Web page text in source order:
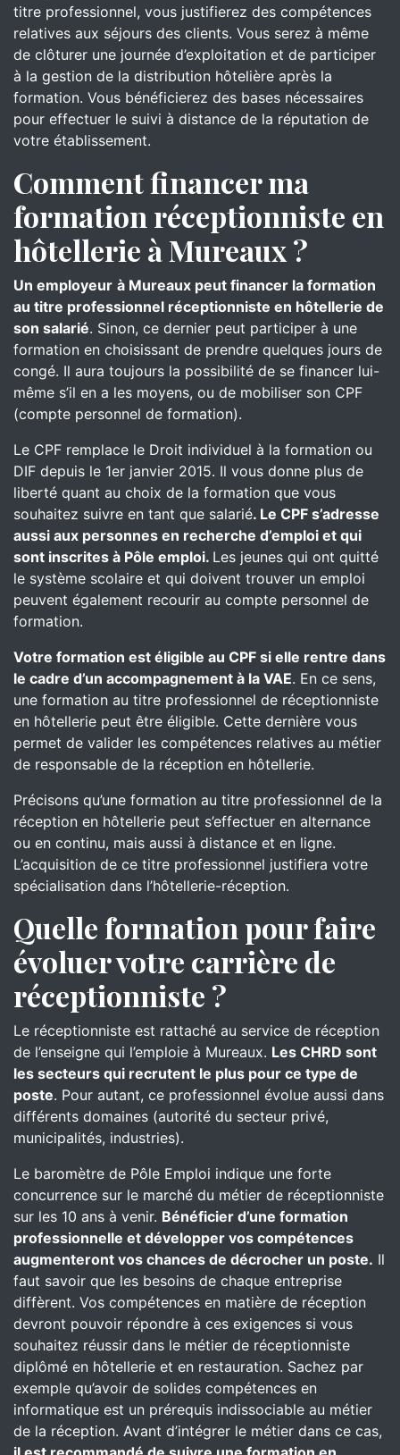
titre professionnel, vous justifierez des compétences
relatives aux séjours des clients. Vous serez à même
de clôturer une journée d’exploitation et de participer
à la gestion de la distribution hôtelière après la
formation. Vous bénéficierez des bases nécessaires
pour effectuer le suivi à distance de la réputation de
votre établissement.
Comment financer ma
formation réceptionniste en
hôtellerie à Mureaux ?
Un employeur à Mureaux peut financer la formation
au titre professionnel réceptionniste en hôtellerie de
son salarié. Sinon, ce dernier peut participer à une
formation en choisissant de prendre quelques jours de
congé. Il aura toujours la possibilité de se financer lui-
même s’il en a les moyens, ou de mobiliser son CPF
(compte personnel de formation).
Le CPF remplace le Droit individuel à la formation ou
DIF depuis le 1er janvier 2015. Il vous donne plus de
liberté quant au choix de la formation que vous
souhaitez suivre en tant que salarié. Le CPF s’adresse
aussi aux personnes en recherche d’emploi et qui
sont inscrites à Pôle emploi. Les jeunes qui ont quitté
le système scolaire et qui doivent trouver un emploi
peuvent également recourir au compte personnel de
formation.
Votre formation est éligible au CPF si elle rentre dans
le cadre d’un accompagnement à la VAE. En ce sens,
une formation au titre professionnel de réceptionniste
en hôtellerie peut être éligible. Cette dernière vous
permet de valider les compétences relatives au métier
de responsable de la réception en hôtellerie.
Précisons qu’une formation au titre professionnel de la
réception en hôtellerie peut s’effectuer en alternance
ou en continu, mais aussi à distance et en ligne.
L’acquisition de ce titre professionnel justifiera votre
spécialisation dans l’hôtellerie-réception.
Quelle formation pour faire
évoluer votre carrière de
réceptionniste ?
Le réceptionniste est rattaché au service de réception
de l’enseigne qui l’emploie à Mureaux. Les CHRD sont
les secteurs qui recrutent le plus pour ce type de
poste. Pour autant, ce professionnel évolue aussi dans
différents domaines (autorité du secteur privé,
municipalités, industries).
Le baromètre de Pôle Emploi indique une forte
concurrence sur le marché du métier de réceptionniste
sur les 10 ans à venir. Bénéficier d’une formation
professionnelle et développer vos compétences
augmenteront vos chances de décrocher un poste. Il
faut savoir que les besoins de chaque entreprise
diffèrent. Vos compétences en matière de réception
devront pouvoir répondre à ces exigences si vous
souhaitez réussir dans le métier de réceptionniste
diplômé en hôtellerie et en restauration. Sachez par
exemple qu’avoir de solides compétences en
informatique est un prérequis indissociable au métier
de la réception. Avant d’intégrer le métier dans ce cas,